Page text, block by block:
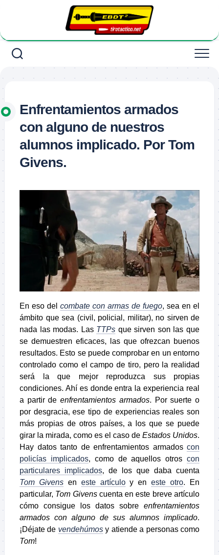
Enfrentamientos armados
con alguno de nuestros
alumnos implicado. Por Tom
Givens.
En eso del combate con armas de fuego, sea en el
ámbito que sea (civil, policial, militar), no sirven de
nada las modas. Las TTPs que sirven son las que
se demuestren eficaces, las que ofrezcan buenos
resultados. Esto se puede comprobar en un entorno
controlado como el campo de tiro, pero la realidad
será la que mejor reproduzca sus propias
condiciones. Ahí es donde entra la experiencia real
a partir deenfrentamientos armados. Por suerte o
por desgracia, ese tipo de experiencias reales son
más propias de otros países, a los que se puede
girar la mirada, como es el caso de Estados Unidos.
Hay datos tanto de enfrentamientos armados con
policías implicados, como de aquellos otroscon
particulares implicados, de los que daba cuenta
Tom Givensen este artículoy eneste otro. En
particular, Tom Givenscuenta en este breve artículo
cómo consigue los datos sobre enfrentamientos
armados con alguno de sus alumnos implicado.
¡Déjate de vendehúmosy atiende a personas como
Tom!